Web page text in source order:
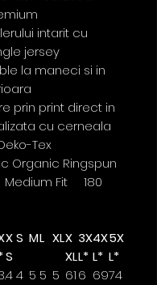
intarit cu
jersey
la maneci si in
prin print direct in
cu cerneala
Tex
Organic Ringspun
Medium Fit 180
X
S
S ML XLX
XL
3X
L*
4X
L*
5X
L*
44 5 5 5 616 6974